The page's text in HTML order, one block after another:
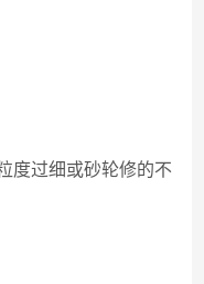
过细或砂轮修的不